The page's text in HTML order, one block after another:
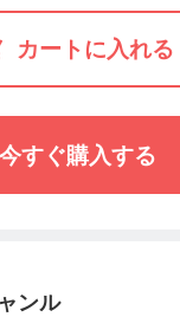
考を妨げている
》
カートに入れる
今すぐ購入する
ンル